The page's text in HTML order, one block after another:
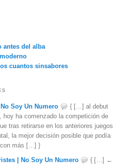
antes del alba
cuantos sinsabores
Soy Un Numero
{ […] al debut
hoy ha comenzado la competición de
tras retirarse en los anteriores juegos
la mejor decisión posible que podía
con más […] }
| No Soy Un Numero
{ […] ←